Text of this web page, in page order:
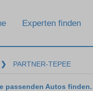
Experten finden
❯ PARTNER-TEPEE
passenden Autos